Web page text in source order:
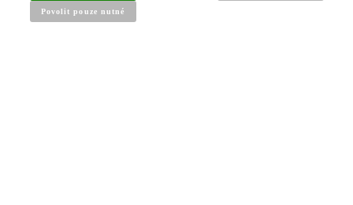
Obchodní podmínky
Povolit pouze nutné